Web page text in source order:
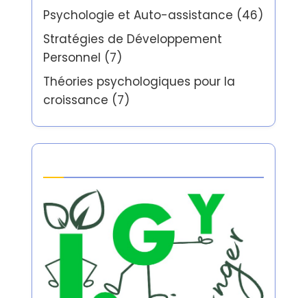
Psychologie et Auto-assistance (46)
Stratégies de Développement
Personnel (7)
Théories psychologiques pour la
croissance (7)